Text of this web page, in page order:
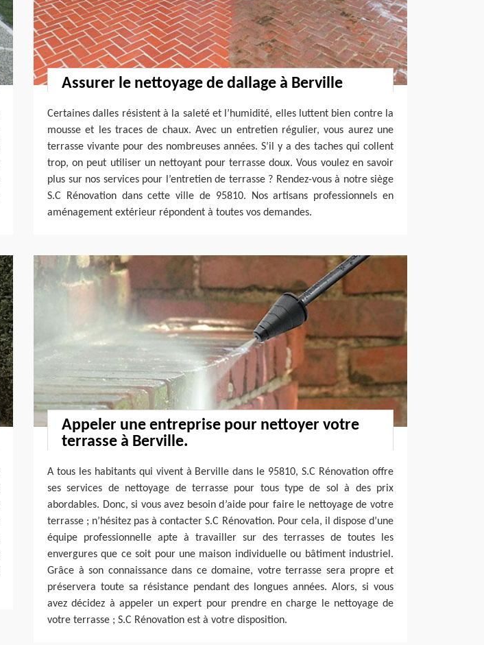
Assurer le nettoyage de dallage à Berville
Certaines dalles résistent à la saleté et l’humidité, elles luttent bien contre la
mousse et les traces de chaux. Avec un entretien régulier, vous aurez une
terrasse vivante pour des nombreuses années. S’il y a des taches qui collent
trop, on peut utiliser un nettoyant pour terrasse doux. Vous voulez en savoir
plus sur nos services pour l’entretien de terrasse ? Rendez-vous à notre siège
S.C Rénovation dans cette ville de 95810. Nos artisans professionnels en
aménagement extérieur répondent à toutes vos demandes.
Appeler une entreprise pour nettoyer votre
terrasse à Berville.
A tous les habitants qui vivent à Berville dans le 95810, S.C Rénovation offre
ses services de nettoyage de terrasse pour tous type de sol à des prix
abordables. Donc, si vous avez besoin d’aide pour faire le nettoyage de votre
terrasse ; n’hésitez pas à contacter S.C Rénovation. Pour cela, il dispose d’une
équipe professionnelle apte à travailler sur des terrasses de toutes les
envergures que ce soit pour une maison individuelle ou bâtiment industriel.
Grâce à son connaissance dans ce domaine, votre terrasse sera propre et
préservera toute sa résistance pendant des longues années. Alors, si vous
avez décidez à appeler un expert pour prendre en charge le nettoyage de
votre terrasse ; S.C Rénovation est à votre disposition.